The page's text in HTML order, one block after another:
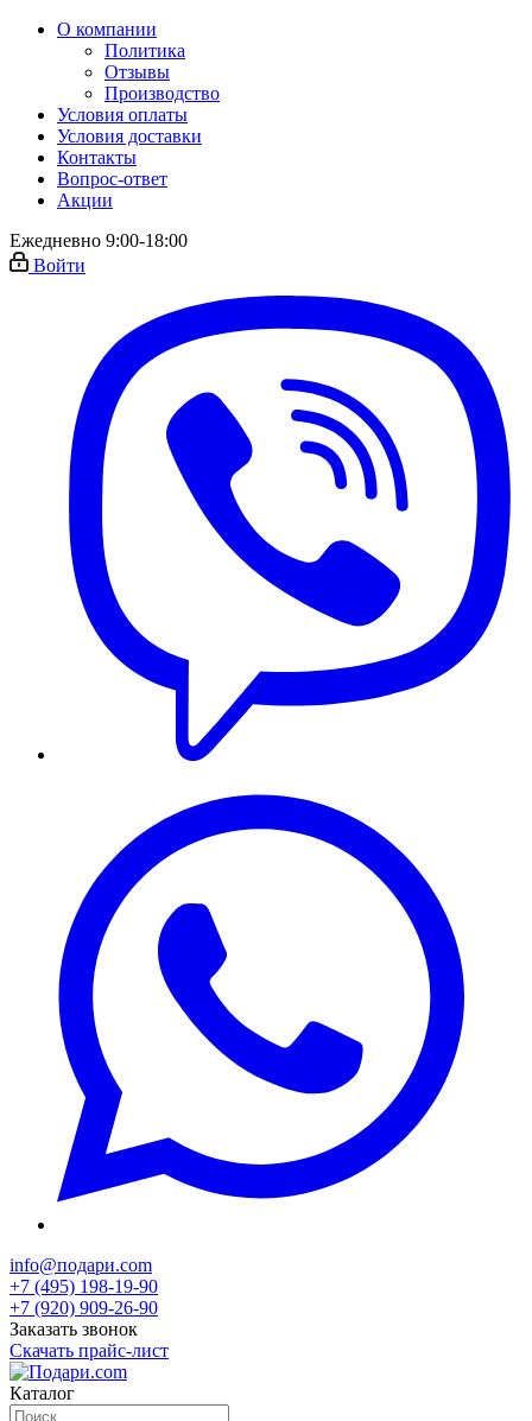
О компании
Политика
Отзывы
Производство
Условия оплаты
Условия доставки
Контакты
Вопрос-ответ
Акции
Ежедневно 9:00-18:00
Войти
info@подари.com
+7 (495) 198-19-90
+7 (920) 909-26-90
Заказать звонок
Скачать прайс-лист
Каталог